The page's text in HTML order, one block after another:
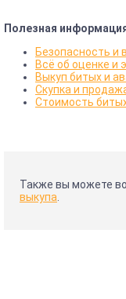
Полезная
Безопасность и
Всё об оценке и
Выкуп битых и
Скупка и
Стоимость
Также вы можете
выкупа.